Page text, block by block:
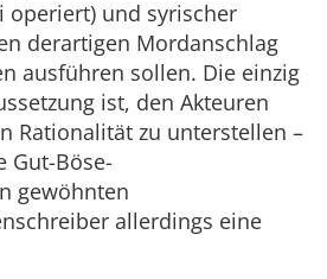
operiert) und syrischer
derartigen Mordanschlag
ausführen sollen. Die einzig
ist, den Akteuren
Rationalität zu unterstellen –
Gut-Böse-
gewöhnten
allerdings eine